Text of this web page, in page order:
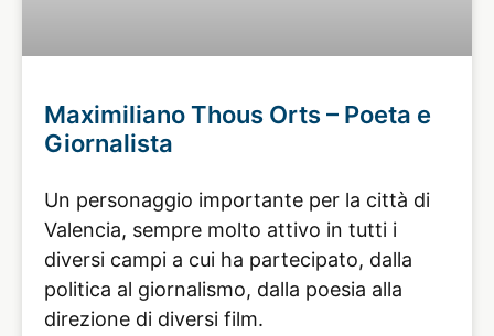
Maximiliano Thous Orts – Poeta e
Giornalista
Un personaggio importante per la città di
Valencia, sempre molto attivo in tutti i
diversi campi a cui ha partecipato, dalla
politica al giornalismo, dalla poesia alla
direzione di diversi film.